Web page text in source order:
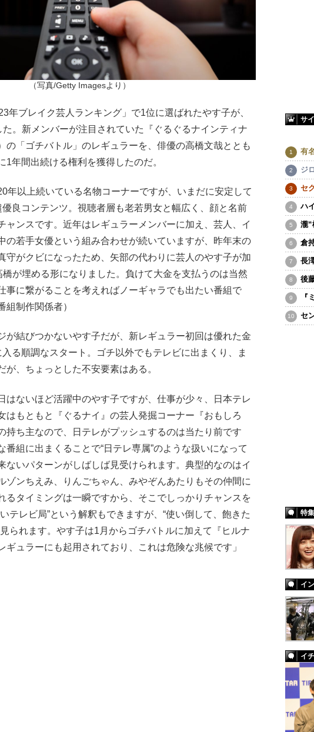
（写真/Getty Imagesより）
年ブレイク芸人ランキング」で1位に選ばれたやす子が、
た。新メンバーが注目されていた『ぐるぐるナインティナ
の「ゴチバトル」のレギュラーを、俳優の高橋文哉ととも
1年間出続ける権利を獲得したのだ。
年以上続いている名物コーナーですが、いまだに安定して
良コンテンツ。視聴者層も老若男女と幅広く、顔と名前
ャンスです。近年はレギュラーメンバーに加え、芸人、イ
の若手女優という組み合わせが続いていますが、昨年末の
守がクビになったため、矢部の代わりに芸人のやす子が加
橋が埋める形になりました。負けて大金を支払うのは当然
事に繋がることを考えればノーギャラでも出たい番組で
組制作関係者）
結びつかないやす子だが、新レギュラー初回は優れた金
る順調なスタート。ゴチ以外でもテレビに出まくり、ま
が、ちょっとした不安要素はある。
はないほど活躍中のやす子ですが、仕事が少々、日本テレ
はもともと『ぐるナイ』の芸人発掘コーナー『おもしろ
持ち主なので、日テレがプッシュするのは当たり前です
番組に出まくることで“日テレ専属”のような扱いになって
ないパターンがしばしば見受けられます。典型的なのはイ
ゾンちえみ、りんごちゃん、みやぞんあたりもその仲間に
るタイミングは一瞬ですから、そこでしっかりチャンスを
テレビ局”という解釈もできますが、“使い倒して、飽きた
られます。やす子は1月からゴチバトルに加えて『ヒルナ
ギュラーにも起用されており、これは危険な兆候です」
サ
有
ジ
セ
ハ
瀧“
倉
長
後
『
セ
特集
イ
イ